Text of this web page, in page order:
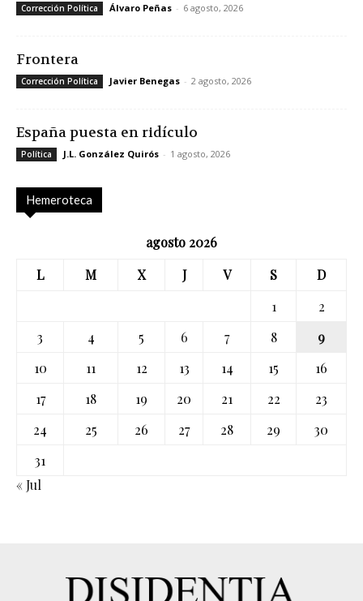
Corrección Política Álvaro Peñas - 6 agosto, 2026
Frontera
Corrección Política Javier Benegas - 2 agosto, 2026
España puesta en ridículo
Política J.L. González Quirós - 1 agosto, 2026
Hemeroteca
agosto 2026
L
M X J V S
D
1
2
3
4 5 6 7 8
9
10
11 12 13 14 15
16
17
18 19 20 21 22
23
24
25 26 27 28 29
30
31
« Jul